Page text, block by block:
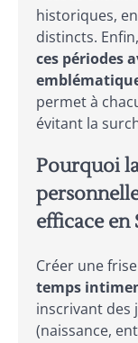
historiques,
distincts. Enfin,
ces périodes
permet à
évitant la
Pourquoi
efficace en
Créer une
temps
inscrivant des
(naissance,